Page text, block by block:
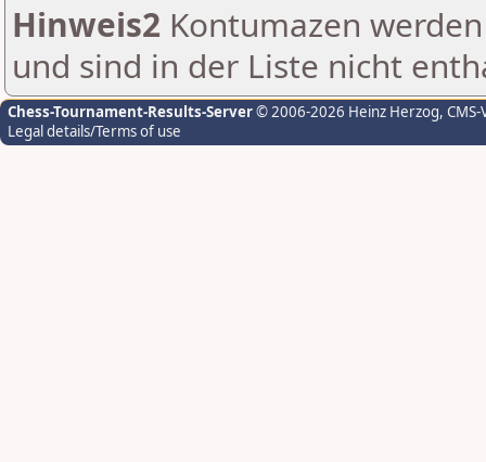
Hinweis2 Kontumazen
und sind in der Liste nicht
Chess-Tournament-Results-Server© 2006-2026 Heinz Herzog,
Legal details/Terms of use